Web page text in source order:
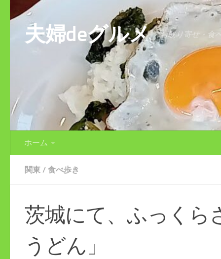
コンテンツへスキップ
夫婦deグルメ お取り寄せ・食
ホーム
関東 / 食べ歩き
茨城にて、ふっくら
うどん」